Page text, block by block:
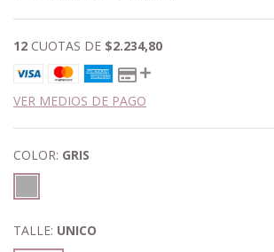
12 CUOTAS DE $2.234,80
VER MEDIOS DE PAGO
COLOR: GRIS
TALLE: UNICO